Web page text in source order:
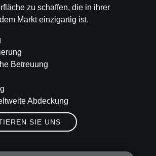
zu schaffen, die in ihrer
Markt einzigartig ist.
Betreuung
Abdeckung
SIE UNS